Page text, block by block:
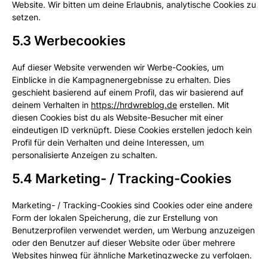
Website. Wir bitten um deine Erlaubnis, analytische Cookies zu
setzen.
5.3 Werbecookies
Auf dieser Website verwenden wir Werbe-Cookies, um
Einblicke in die Kampagnenergebnisse zu erhalten. Dies
geschieht basierend auf einem Profil, das wir basierend auf
deinem Verhalten in https://hrdwreblog.de erstellen. Mit
diesen Cookies bist du als Website-Besucher mit einer
eindeutigen ID verknüpft. Diese Cookies erstellen jedoch kein
Profil für dein Verhalten und deine Interessen, um
personalisierte Anzeigen zu schalten.
5.4 Marketing- / Tracking-Cookies
Marketing- / Tracking-Cookies sind Cookies oder eine andere
Form der lokalen Speicherung, die zur Erstellung von
Benutzerprofilen verwendet werden, um Werbung anzuzeigen
oder den Benutzer auf dieser Website oder über mehrere
Websites hinweg für ähnliche Marketingzwecke zu verfolgen.